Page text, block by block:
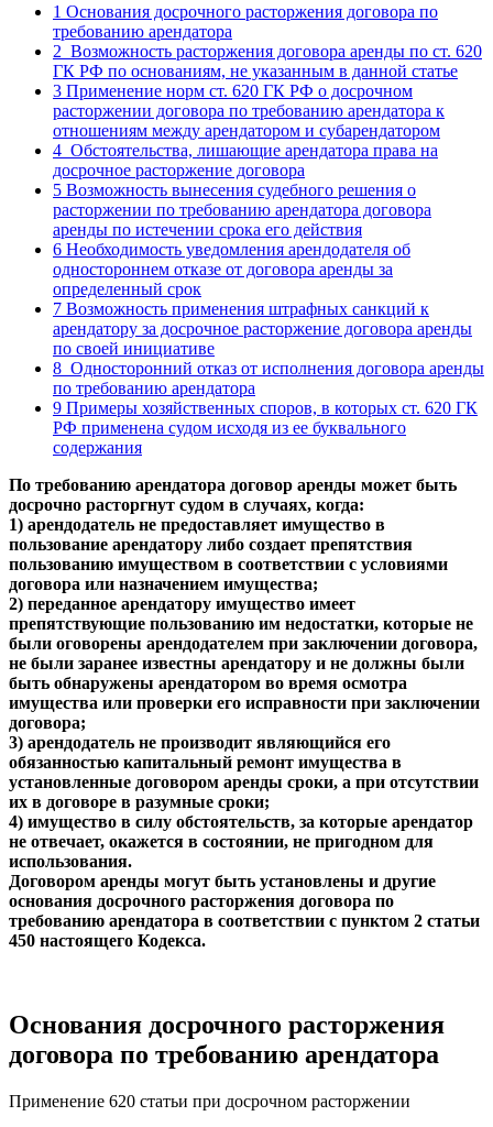
1 Основания досрочного расторжения договора по
требованию арендатора
2 Возможность расторжения договора аренды по ст. 620
ГК РФ по основаниям, не указанным в данной статье
3 Применение норм ст. 620 ГК РФ о досрочном
расторжении договора по требованию арендатора к
отношениям между арендатором и субарендатором
4 Обстоятельства, лишающие арендатора права на
досрочное расторжение договора
5 Возможность вынесения судебного решения о
расторжении по требованию арендатора договора
аренды по истечении срока его действия
6 Необходимость уведомления арендодателя об
одностороннем отказе от договора аренды за
определенный срок
7 Возможность применения штрафных санкций к
арендатору за досрочное расторжение договора аренды
по своей инициативе
8 Односторонний отказ от исполнения договора аренды
по требованию арендатора
9 Примеры хозяйственных споров, в которых ст. 620 ГК
РФ применена судом исходя из ее буквального
содержания
По требованию арендатора договор аренды может быть
досрочно расторгнут судом в случаях, когда:
1) арендодатель не предоставляет имущество в
пользование арендатору либо создает препятствия
пользованию имуществом в соответствии с условиями
договора или назначением имущества;
2) переданное арендатору имущество имеет
препятствующие пользованию им недостатки, которые не
были оговорены арендодателем при заключении договора,
не были заранее известны арендатору и не должны были
быть обнаружены арендатором во время осмотра
имущества или проверки его исправности при заключении
договора;
3) арендодатель не производит являющийся его
обязанностью капитальный ремонт имущества в
установленные договором аренды сроки, а при отсутствии
их в договоре в разумные сроки;
4) имущество в силу обстоятельств, за которые арендатор
не отвечает, окажется в состоянии, не пригодном для
использования.
Договором аренды могут быть установлены и другие
основания досрочного расторжения договора по
требованию арендатора в соответствии с пунктом 2 статьи
450 настоящего Кодекса.
Основания досрочного расторжения
договора по требованию арендатора
Применение 620 статьи при досрочном расторжении